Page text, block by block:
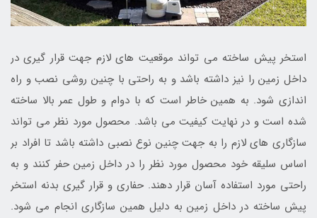
استخر پیش ساخته می تواند موقعیت های لازم جهت قرار گیری در
داخل زمین را نیز داشته باشد و به راحتی با چنین روشی نصب و راه
اندازی شود. به همین خاطر است که با دوام و طول عمر بالا ساخته
شده است و در نهایت کیفیت می باشد. محصول مورد نظر می تواند
سازگاری های لازم را به جهت چنین نوع نصبی داشته باشد تا افراد بر
اساس سلیقه خود محصول مورد نظر را در داخل زمین حفر کنند و به
راحتی مورد استفاده آسان قرار دهند. حفاری و قرار گیری بدنه استخر
پیش ساخته در داخل زمین به دلیل همین سازگاری انجام می شود.